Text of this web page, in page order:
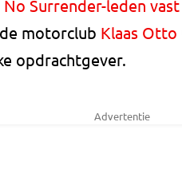
Surrender-leden vast
motorclub Klaas Otto
opdrachtgever.
Advertentie